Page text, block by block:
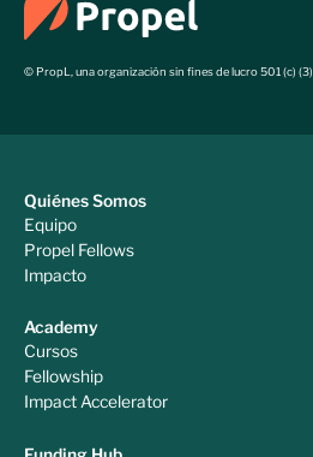
© PropL, una organización sin fines de lucro 501 (c) (3).
Quiénes Somos
Equipo
Propel Fellows
Impacto
Academy
Cursos
Fellowship
Impact Accelerator